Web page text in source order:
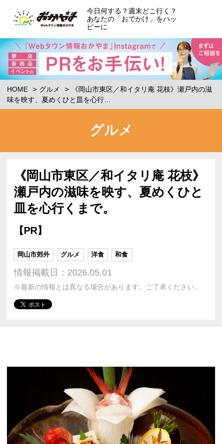
今日何する？週末どこ行く？
あなたの「おでかけ」をハッ
ピーに
HOME グルメ
《岡山市東区／和イタリ庵 花枝》瀬戸内の滋
味を映す、夏めくひと皿を心行…
グルメ
《岡山市東区／和イタリ庵 花枝》
瀬戸内の滋味を映す、夏めくひと
皿を心行くまで。
【PR】
岡山市郊外 グルメ 洋食 和食
情報掲載日：2026.05.01
※最新の情報とは異なる場合があります。ご了承ください。